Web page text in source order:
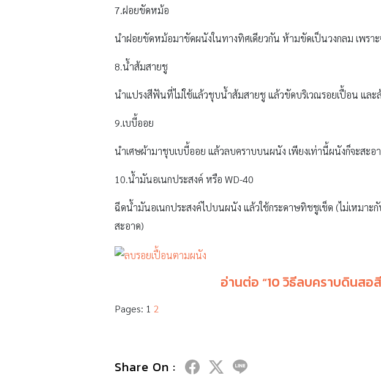
7.ฝอยขัดหม้อ
นำฝอยขัดหม้อมาขัดผนังในทางทิศเดียวกัน ห้ามขัดเป็นวงกลม เพรา
8.น้ำส้มสายชู
นำแปรงสีฟันที่ไม่ใช้แล้วชุบน้ำส้มสายชู แล้วขัดบริเวณรอยเปื้อน และ
9.เบบี้ออย
นำเศษผ้ามาชุบเบบี้ออย แล้วลบคราบบนผนัง เพียงเท่านี้ผนังก็จะสะอ
10.น้ำมันอเนกประสงค์ หรือ WD-40
ฉีดน้ำมันอเนกประสงค์ไปบนผนัง แล้วใช้กระดาษทิชชูเช็ด (ไม่เหมาะ
สะอาด)
อ่านต่อ “10 วิธีลบคราบดินสอ
Pages: 1 2
Share On :